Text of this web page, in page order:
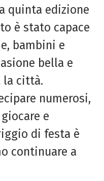
quinta edizione
è stato capace
bambini e
bella e
la città.
numerosi,
e
di festa è
continuare a